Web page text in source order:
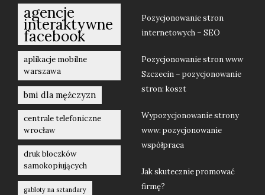
agencje
interaktywne
facebook
aplikacje mobilne
warszawa
bmi dla mężczyzn
centrale telefoniczne
wrocław
druk bloczków
samokopiujących
gabloty na sztandary
Pozycjonowanie stron
internetowych – SEO
Pozycjonowanie stron www
Szczecin – pozycjonowanie
stron: koszt
Wypozycjonowanie strony
www: pozycjonowanie
współpraca
Jak skutecznie promować
firmę?